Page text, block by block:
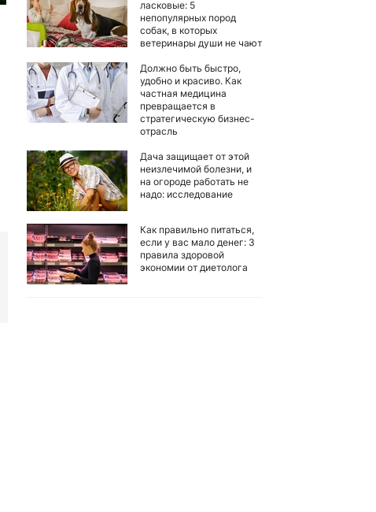
ласковые: 5
непопулярных пород
собак, в которых
ветеринары души не чают
Должно быть быстро,
удобно и красиво. Как
частная медицина
превращается в
стратегическую бизнес-
отрасль
Дача защищает от этой
неизлечимой болезни, и
на огороде работать не
надо: исследование
Как правильно питаться,
если у вас мало денег: 3
правила здоровой
экономии от диетолога